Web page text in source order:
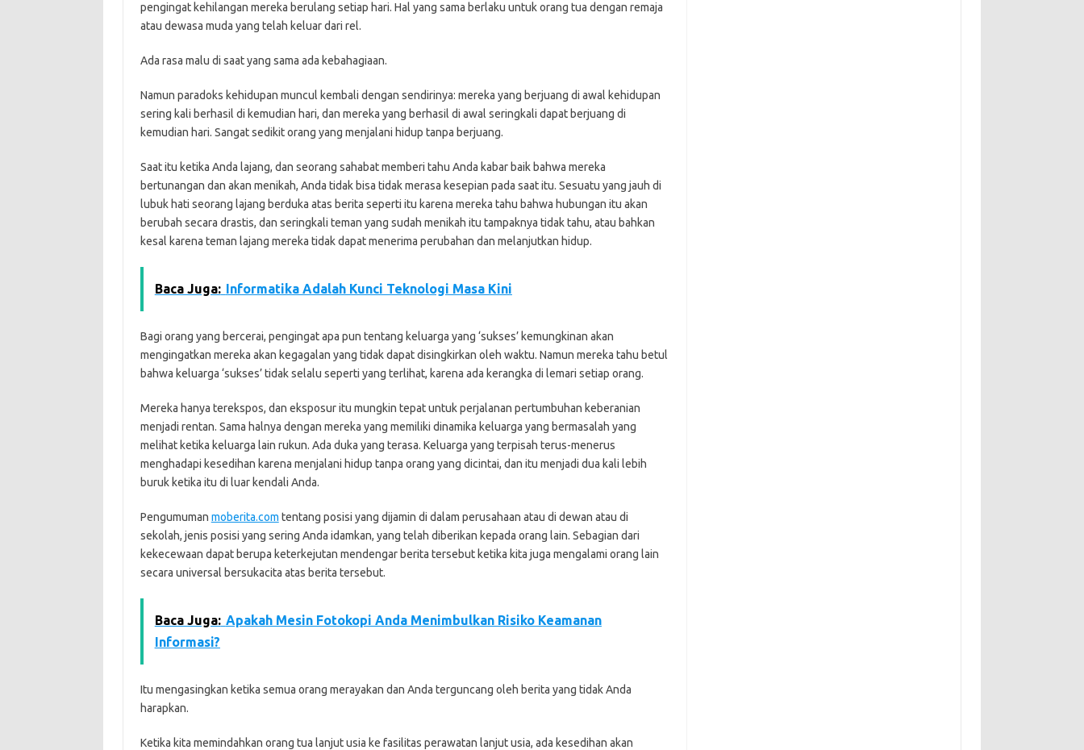
pengingat kehilangan mereka berulang setiap hari. Hal yang sama berlaku untuk orang tua dengan remaja
atau dewasa muda yang telah keluar dari rel.
Ada rasa malu di saat yang sama ada kebahagiaan.
Namun paradoks kehidupan muncul kembali dengan sendirinya: mereka yang berjuang di awal kehidupan
sering kali berhasil di kemudian hari, dan mereka yang berhasil di awal seringkali dapat berjuang di
kemudian hari. Sangat sedikit orang yang menjalani hidup tanpa berjuang.
Saat itu ketika Anda lajang, dan seorang sahabat memberi tahu Anda kabar baik bahwa mereka
bertunangan dan akan menikah, Anda tidak bisa tidak merasa kesepian pada saat itu. Sesuatu yang jauh di
lubuk hati seorang lajang berduka atas berita seperti itu karena mereka tahu bahwa hubungan itu akan
berubah secara drastis, dan seringkali teman yang sudah menikah itu tampaknya tidak tahu, atau bahkan
kesal karena teman lajang mereka tidak dapat menerima perubahan dan melanjutkan hidup.
Baca Juga: Informatika Adalah Kunci Teknologi Masa Kini
Bagi orang yang bercerai, pengingat apa pun tentang keluarga yang ‘sukses’ kemungkinan akan
mengingatkan mereka akan kegagalan yang tidak dapat disingkirkan oleh waktu. Namun mereka tahu betul
bahwa keluarga ‘sukses’ tidak selalu seperti yang terlihat, karena ada kerangka di lemari setiap orang.
Mereka hanya terekspos, dan eksposur itu mungkin tepat untuk perjalanan pertumbuhan keberanian
menjadi rentan. Sama halnya dengan mereka yang memiliki dinamika keluarga yang bermasalah yang
melihat ketika keluarga lain rukun. Ada duka yang terasa. Keluarga yang terpisah terus-menerus
menghadapi kesedihan karena menjalani hidup tanpa orang yang dicintai, dan itu menjadi dua kali lebih
buruk ketika itu di luar kendali Anda.
Pengumuman moberita.com tentang posisi yang dijamin di dalam perusahaan atau di dewan atau di
sekolah, jenis posisi yang sering Anda idamkan, yang telah diberikan kepada orang lain. Sebagian dari
kekecewaan dapat berupa keterkejutan mendengar berita tersebut ketika kita juga mengalami orang lain
secara universal bersukacita atas berita tersebut.
Baca Juga: Apakah Mesin Fotokopi Anda Menimbulkan Risiko Keamanan
Informasi?
Itu mengasingkan ketika semua orang merayakan dan Anda terguncang oleh berita yang tidak Anda
harapkan.
Ketika kita memindahkan orang tua lanjut usia ke fasilitas perawatan lanjut usia, ada kesedihan akan